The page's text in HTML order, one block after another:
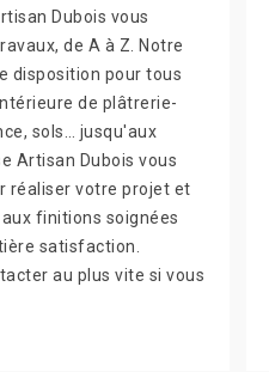
Dubois vous
de A à Z. Notre
disposition pour tous
de plâtrerie-
sols… jusqu'aux
Artisan Dubois vous
réaliser votre projet et
finitions soignées
satisfaction.
au plus vite si vous